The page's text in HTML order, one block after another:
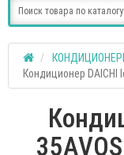
Кондиционер DAICHI